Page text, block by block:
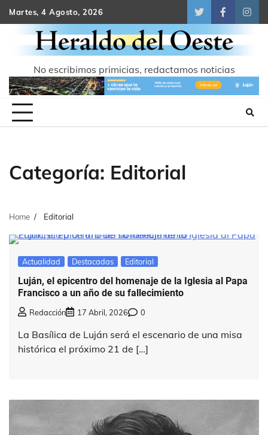
Skip
to
content
Martes, 4 Agosto, 2026
TwitterFacebook
No escribimos primicias, redactamos noticias
Categoría: Editorial
Home Editorial
Actualidad Destacadas Editorial
Luján, el epicentro del homenaje de la Iglesia al Papa
Francisco a un año de su fallecimiento
Redacción 17 Abril, 2026 0
La Basílica de Luján será el escenario de una misa
histórica el próximo 21 de […]